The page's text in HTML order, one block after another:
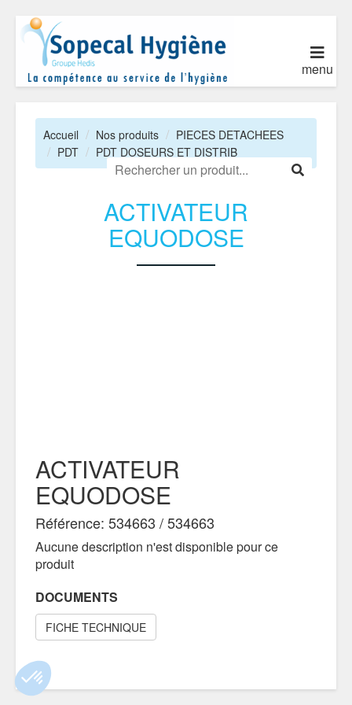
menu
Accueil Nos produits
PIECES DETACHEES
PDT
PDT DOSEURS ET DISTRIB
ACTIVATEUR
EQUODOSE
ACTIVATEUR
EQUODOSE
Référence: 534663 / 534663
Aucune description n'est disponible pour ce
produit
DOCUMENTS
FICHE TECHNIQUE